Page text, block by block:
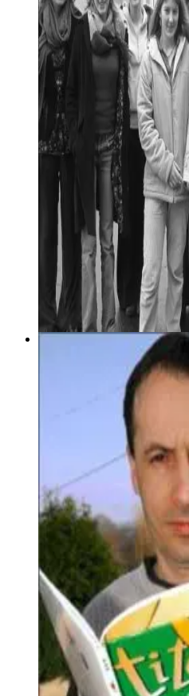
Lire la suite
30 mars 2005
Des élèves Diwan du
travaillé sur la BD -
Grâce au travail d'une
du Relecq-Kerhuon, la
hante les cours de
maintenant traduite en
pédagogique ou maître et
beaucoup de plaisir.
Lire la suite